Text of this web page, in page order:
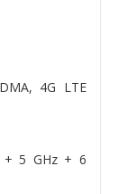
4G LTE
+ 5 GHz + 6